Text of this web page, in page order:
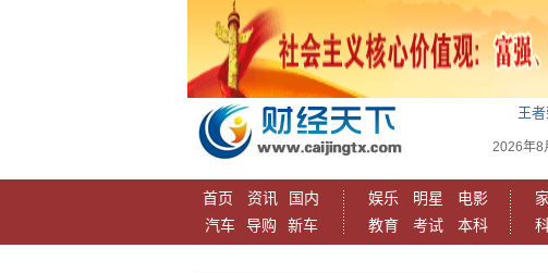
王
2026年8
首页 资讯
国内
汽车
导购 新车
娱乐 明星
电影
教育
考试 本科